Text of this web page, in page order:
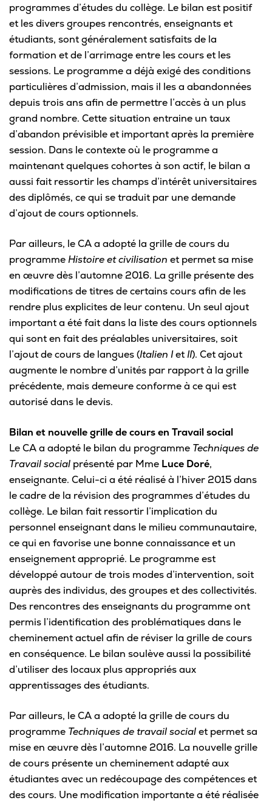
Communications
Liens utiles
Omnivox
Microsoft 365
Guichet des requêtes
Portail CégepTR
Intranet du personnel
Urgences
programmes d’études du collège. Le bilan est positif
et les divers groupes rencontrés, enseignants et
étudiants, sont généralement satisfaits de la
formation et de l’arrimage entre les cours et les
sessions. Le programme a déjà exigé des conditions
particulières d’admission, mais il les a abandonnées
depuis trois ans afin de permettre l’accès à un plus
grand nombre. Cette situation entraine un taux
d’abandon prévisible et important après la première
session. Dans le contexte où le programme a
maintenant quelques cohortes à son actif, le bilan a
aussi fait ressortir les champs d’intérêt universitaires
des diplômés, ce qui se traduit par une demande
d’ajout de cours optionnels.
Par ailleurs, le CA a adopté la grille de cours du
programmeHistoire et civilisation et permet sa mise
en œuvre dès l’automne 2016. La grille présente des
modifications de titres de certains cours afin de les
rendre plus explicites de leur contenu. Un seul ajout
important a été fait dans la liste des cours optionnels
qui sont en fait des préalables universitaires, soit
l’ajout de cours de langues (Italien IetII). Cet ajout
augmente le nombre d’unités par rapport à la grille
précédente, mais demeure conforme à ce qui est
autorisé dans le devis.
Bilan et nouvelle grille de cours en Travail social
Le CA a adopté le bilan du programme Techniques de
Travail social présenté par Mme Luce Doré,
enseignante. Celui-ci a été réalisé à l’hiver 2015 dans
le cadre de la révision des programmes d’études du
collège. Le bilan fait ressortir l’implication du
personnel enseignant dans le milieu communautaire,
ce qui en favorise une bonne connaissance et un
enseignement approprié. Le programme est
développé autour de trois modes d’intervention, soit
auprès des individus, des groupes et des collectivités.
Des rencontres des enseignants du programme ont
permis l’identification des problématiques dans le
cheminement actuel afin de réviser la grille de cours
en conséquence. Le bilan soulève aussi la possibilité
d’utiliser des locaux plus appropriés aux
apprentissages des étudiants.
Par ailleurs, le CA a adopté la grille de cours du
programme Techniques de travail socialet permet sa
mise en œuvre dès l’automne 2016. La nouvelle grille
de cours présente un cheminement adapté aux
étudiantes avec un redécoupage des compétences et
des cours. Une modification importante a été réalisée